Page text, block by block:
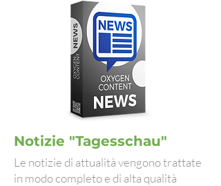
Notizie "Tagesschau"
Le notizie di attualità vengono trattate
in modo completo e di alta qualità